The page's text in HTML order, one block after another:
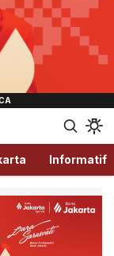
Informatif